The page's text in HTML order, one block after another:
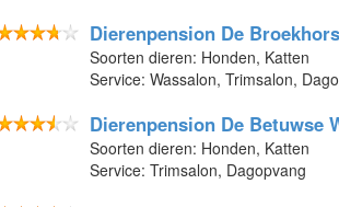
Dierenpension De
Soorten dieren: Honden, Katten
Service: Wassalon, Trimsalon,
Dierenpension De Betuwse
Soorten dieren: Honden, Katten
Service: Trimsalon, Dagopvang